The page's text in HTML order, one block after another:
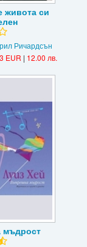
живота си
Ричардсън
EUR | 12.00 лв.
мъдрост